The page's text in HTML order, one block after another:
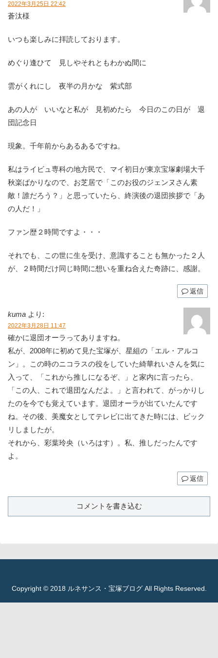
2022年3月25日 22:42
蒼汰様
いつも楽しみに拝読しております。
めぐり逢ひて 見しやそれともわかぬ間に
雲がくれにし 夜半の月かな 紫式部
あの人が いいなと私が 見初めたら 今日のこの日が 退
団記念日
現象。千年前からあるあるですね。
私はライビュ専科の地方民で、マイ初日が東京宝塚劇場大千
秋楽ばかりなので、お芝居で「このお役のジェンヌさん素
敵！誰だろう？」と思っていたら、終演後の退団挨拶で「あ
の人だ！」
ファン歴２時間ですよ・・・
それでも、この世に生を受け、意識することも無かった２人
が、２時間だけ同じ時間に想いを重ね合えた奇跡に、感謝。
返信
kuma より:
2022年3月28日 11:47
確かに退団オーラってありますね。
私が、2008年に初めて見た宝塚が、星組の「エル・アルコ
ン」。この時のニコラスの役をしていた綺華れいさんを気に
入って、「これから推しになるぞ、」と家内に言ったら、
「この人、これで退団なんだよ。」と言われて、がっかりし
たのを今でも覚えています。退団オーラが出ていたんです
ね。その後、美魔女としてテレビに出てきた時には、ビック
リしましたが。
それから、彩葉玲央（いろはす）。私、推しだったんです
よ。
返信
コメントを書き込む
Copyright © 2018 ルネサンス・宝塚ブログ All Rights Reserved.